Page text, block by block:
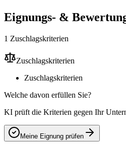
Eignungs- &
1 Zuschlagskriterien
Zuschlagskriterien
Zuschlagskriterien
Welche davon erfüllen Sie?
KI prüft die Kriterien gegen Ihr
Meine Eignung prüfen